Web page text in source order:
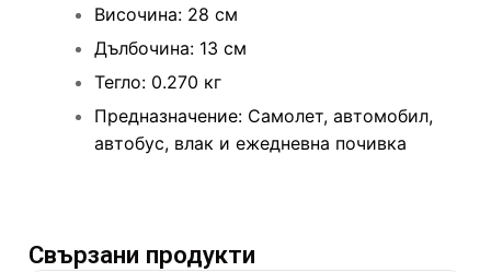
Височина: 28 см
Дълбочина: 13 см
Тегло: 0.270 кг
Предназначение: Самолет, автомобил,
автобус, влак и ежедневна почивка
Свързани продукти